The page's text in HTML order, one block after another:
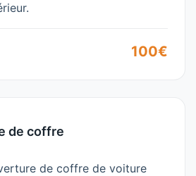
100€
de coffre
de coffre de voiture